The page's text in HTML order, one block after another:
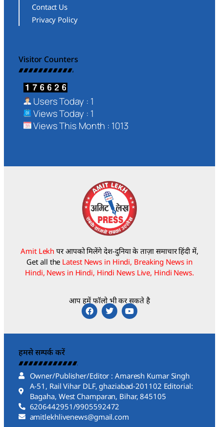
Contact Us
Privacy Policy
Visitor Counters
Users Today : 1
Views Today : 1
Views This Month : 1013
Amit Lekh पर आपको मिलेंगे देश-दुनिया के ताज़ा समाचार हिंदी में,
Get all the Latest News in Hindi, Breaking News in
Hindi, News in Hindi, Hindi News Live, Hindi News.
आप हमें फॉलो भी कर सकते है
हमसे सम्पर्क करें
Owner/Publisher/Editor : Amaresh Kumar Singh
A-51, Rail Vihar DLF, ghaziabad-201102 Editorial:
Bagaha, West Champaran, Bihar, 845105
6206442951/9905592472
amitlekhlivenews@gmail.com